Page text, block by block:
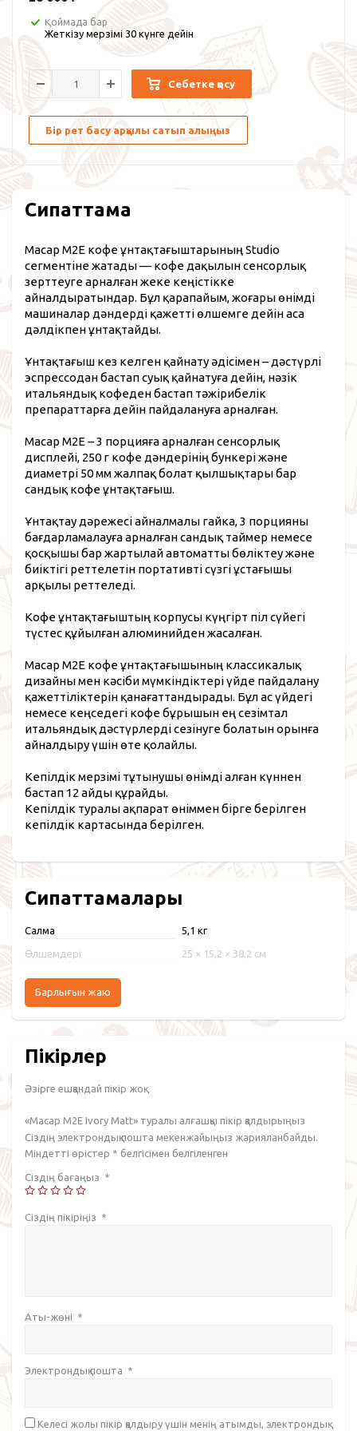
Қоймада бар
Жеткізу мерзімі 30 күнге дейін
Себетке қосу
Бір рет басу арқылы сатып алыңыз
Сипаттама
Macap M2E кофе ұнтақтағыштарының Studio
сегментіне жатады — кофе дақылын сенсорлық
зерттеуге арналған жеке кеңістікке
айналдыратындар. Бұл қарапайым, жоғары өнімді
машиналар дәндерді қажетті өлшемге дейін аса
дәлдікпен ұнтақтайды.
Ұнтақтағыш кез келген қайнату әдісімен – дәстүрлі
эспрессодан бастап суық қайнатуға дейін, нәзік
итальяндық кофеден бастап тәжірибелік
препараттарға дейін пайдалануға арналған.
Macap M2E – 3 порцияға арналған сенсорлық
дисплейі, 250 г кофе дәндерінің бункері және
диаметрі 50 мм жалпақ болат қылшықтары бар
сандық кофе ұнтақтағыш.
Ұнтақтау дәрежесі айналмалы гайка, 3 порцияны
бағдарламалауға арналған сандық таймер немесе
қосқышы бар жартылай автоматты бөліктеу және
биіктігі реттелетін портативті сүзгі ұстағышы
арқылы реттеледі.
Кофе ұнтақтағыштың корпусы күңгірт піл сүйегі
түстес құйылған алюминийден жасалған.
Macap M2E кофе ұнтақтағышының классикалық
дизайны мен кәсіби мүмкіндіктері үйде пайдалану
қажеттіліктерін қанағаттандырады. Бұл ас үйдегі
немесе кеңседегі кофе бұрышын ең сезімтал
итальяндық дәстүрлерді сезінуге болатын орынға
айналдыру үшін өте қолайлы.
Кепілдік мерзімі тұтынушы өнімді алған күннен
бастап 12 айды құрайды.
Кепілдік туралы ақпарат өніммен бірге берілген
кепілдік картасында берілген.
Сипаттамалары
Салмақ 5,1 кг
Өлшемдері 25 × 15,2 × 38,2 см
Барлығын жаю
Пікірлер
Әзірге ешқандай пікір жоқ.
«Macap M2E Ivory Matt» туралы алғашқы пікір қалдырыңыз
Сіздің электрондық пошта мекенжайыңыз жарияланбайды.
Міндетті өрістер * белгісімен белгіленген
Сіздің бағаңыз *
Сіздің пікіріңіз *
Аты-жөні *
Электрондық пошта *
Келесі жолы пікір қалдыру үшін менің атымды, электрондық